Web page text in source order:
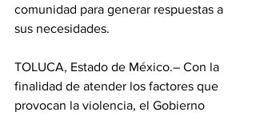
comunidad para generar respuestas a
sus necesidades.
TOLUCA, Estado de México.– Con la
finalidad de atender los factores que
provocan la violencia, el Gobierno